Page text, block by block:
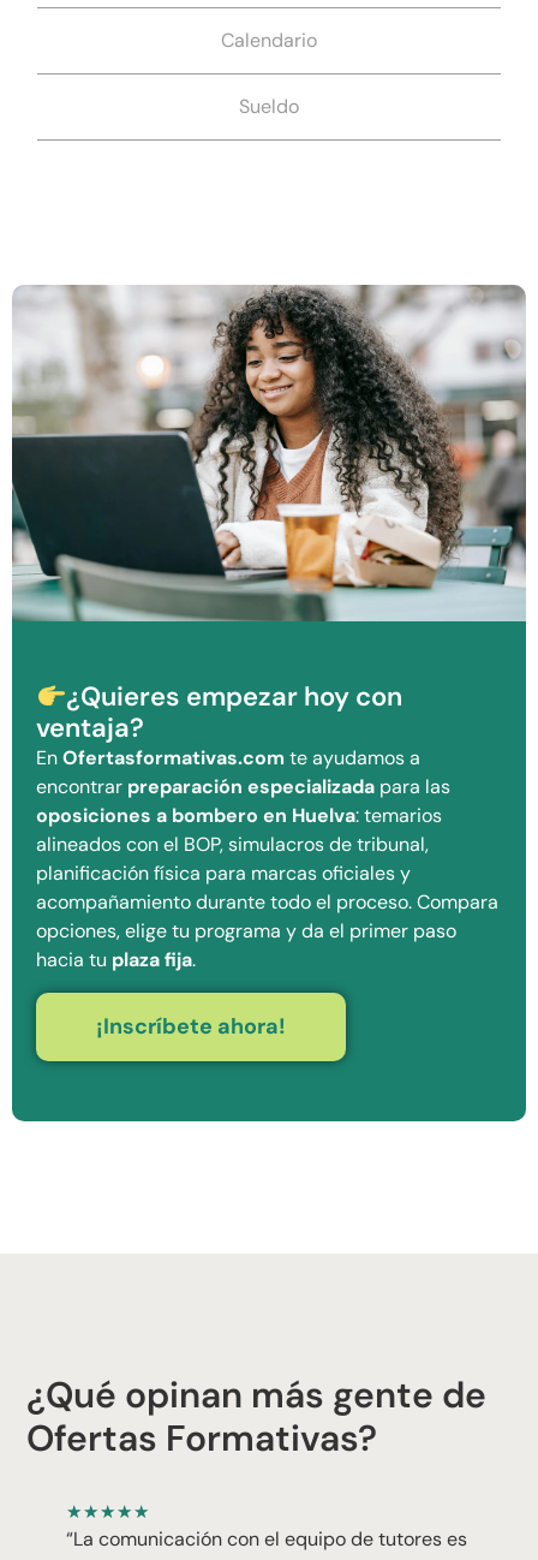
Calendario
Sueldo
¿Quieres empezar hoy con
ventaja?
EnOfertasformativas.com te ayudamos a
encontrar preparación especializada para las
oposiciones a bombero en Huelva: temarios
alineados con el BOP, simulacros de tribunal,
planificación física para marcas oficiales y
acompañamiento durante todo el proceso. Compara
opciones, elige tu programa y da el primer paso
hacia tu plaza fija.
¡Inscríbete ahora!
¿Qué opinan más gente de
Ofertas Formativas?
★★★★★
“La comunicación con el equipo de tutores es